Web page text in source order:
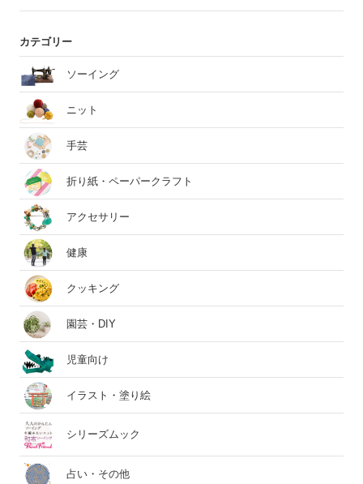
カテゴリー
ソーイング
ニット
手芸
折り紙・ペーパークラフト
アクセサリー
健康
クッキング
園芸・DIY
児童向け
イラスト・塗り絵
シリーズムック
占い・その他